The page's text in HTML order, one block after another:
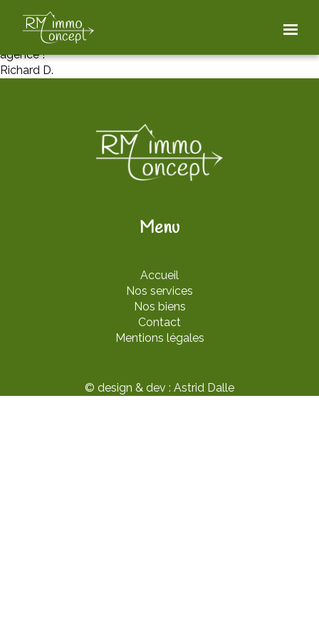
très satisfaits par son travail. Dynamique, réactive, elle
s’occupe de tous les papiers. Nous recommandons cette
agence !
Richard D.
Menu
Accueil
Nos services
Nos biens
Contact
Mentions légales
© design & dev : Astrid Dalle